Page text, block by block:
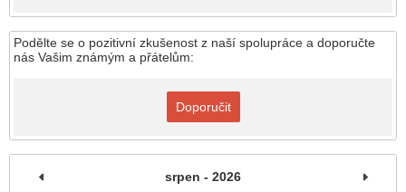
Podělte se o pozitivní zkušenost z naší spolupráce a doporučte
nás Vašim známým a přátelům:
Doporučit
srpen - 2026